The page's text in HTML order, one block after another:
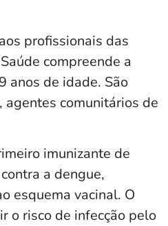
profissionais das
compreende a
anos de idade. São
agentes comunitários de
imunizante de
a dengue,
esquema vacinal. O
o risco de infecção pelo